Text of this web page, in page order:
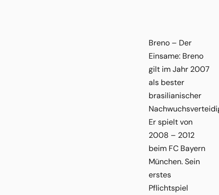
Breno – Der
Einsame: Breno
gilt im Jahr 2007
als bester
brasilianischer
Er spielt von
2008 – 2012
beim FC Bayern
München. Sein
erstes
Pflichtspiel